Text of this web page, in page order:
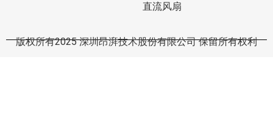
直流风扇
版权所有2025 深圳昂湃技术股份有限公司 保留所有权利